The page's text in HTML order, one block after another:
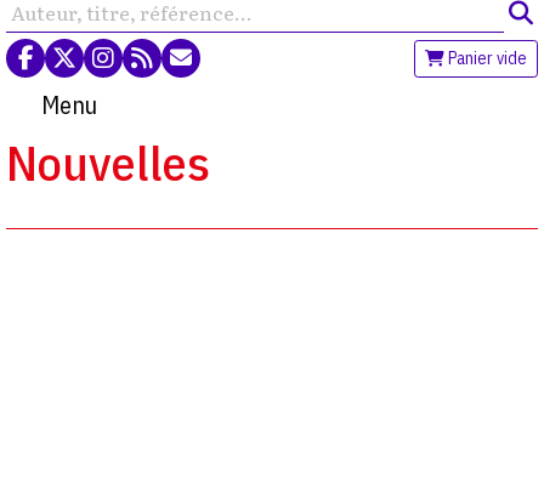
Panier vide
Menu
Nouvelles